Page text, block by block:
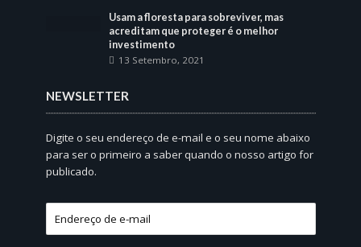
Usam a floresta para sobreviver, mas
acreditam que proteger é o melhor
investimento
13 Setembro, 2021
NEWSLETTER
Digite o seu endereço de e-mail e o seu nome abaixo
para ser o primeiro a saber quando o nosso artigo for
publicado.